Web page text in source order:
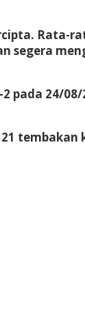
Rata-
segera
24/